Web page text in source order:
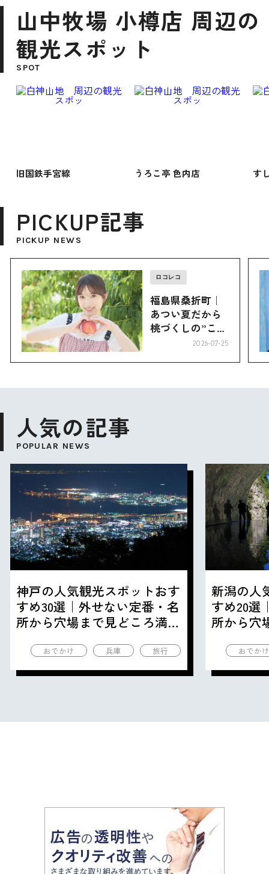
山中牧場 小樽店 周辺の
観光スポット
SPOT
旧国鉄手宮線 うろこ亭 色内店 す
PICKUP記事
PICKUP NEWS
ロコレコ
福島県桑折町｜
あつい夏だから
桃づくしの”こお
2026-07-25
人気の記事
POPULAR NEWS
神戸の人気観光スポットおす
すめ30選｜外せない定番・名
所から穴場まで見どころ満載
おでかけ 兵庫 旅行
新潟の人
すめ20選
所から穴
おでか